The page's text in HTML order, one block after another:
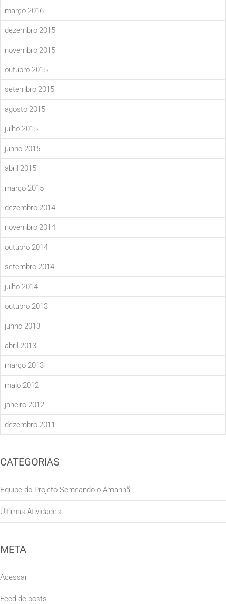
março 2016
dezembro 2015
novembro 2015
outubro 2015
setembro 2015
agosto 2015
julho 2015
junho 2015
abril 2015
março 2015
dezembro 2014
novembro 2014
outubro 2014
setembro 2014
julho 2014
outubro 2013
junho 2013
abril 2013
março 2013
maio 2012
janeiro 2012
dezembro 2011
CATEGORIAS
Equipe do Projeto Semeando o Amanhã
Últimas Atividades
META
Acessar
Feed de posts